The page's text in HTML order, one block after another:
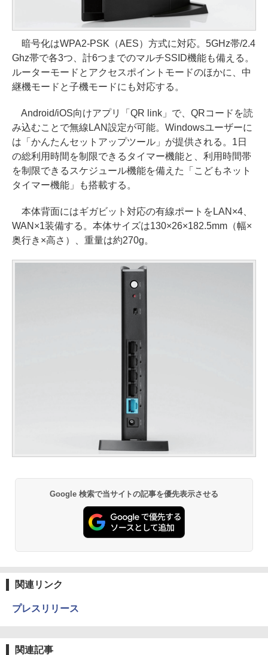
暗号化はWPA2-PSK（AES）方式に対応。5GHz帯/2.4
Ghz帯で各3つ、計6つまでのマルチSSID機能も備える。
ルーターモードとアクセスポイントモードのほかに、中
継機モードと子機モードにも対応する。
Android/iOS向けアプリ「QR link」で、QRコードを読
み込むことで無線LAN設定が可能。Windowsユーザーに
は「かんたんセットアップツール」が提供される。1日
の総利用時間を制限できるタイマー機能と、利用時間帯
を制限できるスケジュール機能を備えた「こどもネット
タイマー機能」も搭載する。
本体背面にはギガビット対応の有線ポートをLAN×4、
WAN×1装備する。本体サイズは130×26×182.5mm（幅×
奥行き×高さ）、重量は約270g。
Google 検索で当サイトの記事を優先表示させる
関連リンク
プレスリリース
関連記事